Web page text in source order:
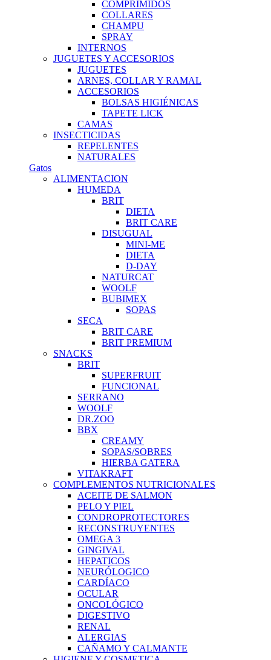
COMPRIMIDOS
COLLARES
CHAMPU
SPRAY
INTERNOS
JUGUETES Y ACCESORIOS
JUGUETES
ARNES, COLLAR Y RAMAL
ACCESORIOS
BOLSAS HIGIÉNICAS
TAPETE LICK
CAMAS
INSECTICIDAS
REPELENTES
NATURALES
Gatos
ALIMENTACION
HUMEDA
BRIT
DIETA
BRIT CARE
DISUGUAL
MINI-ME
DIETA
D-DAY
NATURCAT
WOOLF
BUBIMEX
SOPAS
SECA
BRIT CARE
BRIT PREMIUM
SNACKS
BRIT
SUPERFRUIT
FUNCIONAL
SERRANO
WOOLF
DR.ZOO
BBX
CREAMY
SOPAS/SOBRES
HIERBA GATERA
VITAKRAFT
COMPLEMENTOS NUTRICIONALES
ACEITE DE SALMON
PELO Y PIEL
CONDROPROTECTORES
RECONSTRUYENTES
OMEGA 3
GINGIVAL
HEPATICOS
NEURÓLOGICO
CARDÍACO
OCULAR
ONCOLÓGICO
DIGESTIVO
RENAL
ALERGIAS
CAÑAMO Y CALMANTE